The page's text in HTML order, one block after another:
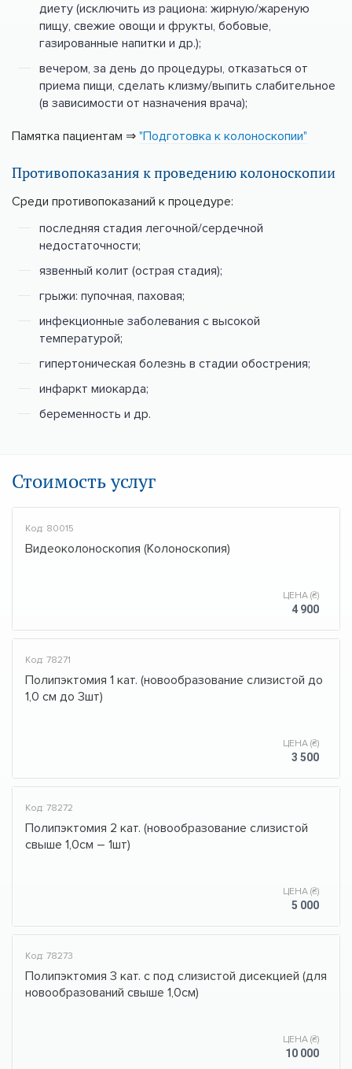
диету (исключить из рациона: жирную/жареную
пищу, свежие овощи и фрукты, бобовые,
газированные напитки и др.);
вечером, за день до процедуры, отказаться от
приема пищи, сделать клизму/выпить слабительное
(в зависимости от назначения врача);
Памятка пациентам ⇒ "Подготовка к колоноскопии"
Противопоказания к проведению колоноскопии
Среди противопоказаний к процедуре:
последняя стадия легочной/сердечной
недостаточности;
язвенный колит (острая стадия);
грыжи: пупочная, паховая;
инфекционные заболевания с высокой
температурой;
гипертоническая болезнь в стадии обострения;
инфаркт миокарда;
беременность и др.
Стоимость услуг
Код: 80015
Видеоколоноскопия (Колоноскопия)
ЦЕНА (₴)
4 900
Код: 78271
Полипэктомия 1 кат. (новообразование слизистой до
1,0 см до 3шт)
ЦЕНА (₴)
3 500
Код: 78272
Полипэктомия 2 кат. (новообразование слизистой
свыше 1,0см – 1шт)
ЦЕНА (₴)
5 000
Код: 78273
Полипэктомия 3 кат. с под слизистой дисекцией (для
новообразований свыше 1,0см)
ЦЕНА (₴)
10 000